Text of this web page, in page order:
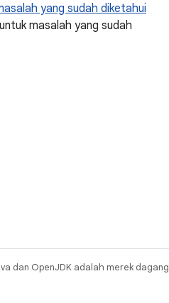
yang sudah diketahui
masalah yang sudah
dan OpenJDK adalah merek dagang